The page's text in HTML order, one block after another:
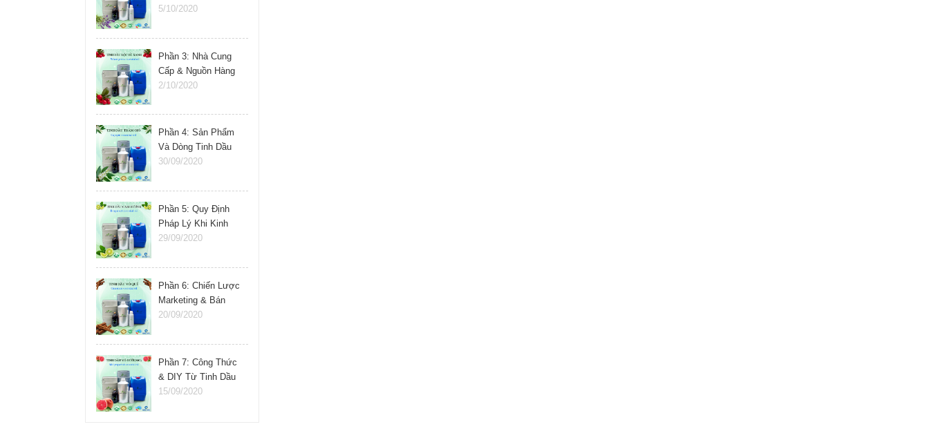
Tinh Dầu
5/10/2020
Phần 3: Nhà Cung
Cấp & Nguồn Hàng
Tinh Dầu
2/10/2020
Phần 4: Sản Phẩm
Và Dòng Tinh Dầu
Nên Kinh Doanh
30/09/2020
Phần 5: Quy Định
Pháp Lý Khi Kinh
Doanh Tinh Dầu
29/09/2020
Phần 6: Chiến Lược
Marketing & Bán
Hàng Tinh Dầu
20/09/2020
Phần 7: Công Thức
& DIY Từ Tinh Dầu
15/09/2020